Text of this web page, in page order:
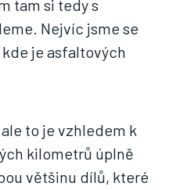
tam si tedy s
Nejvíc jsme se
je asfaltových
to je vzhledem k
kilometrů úplně
většinu dílů, které